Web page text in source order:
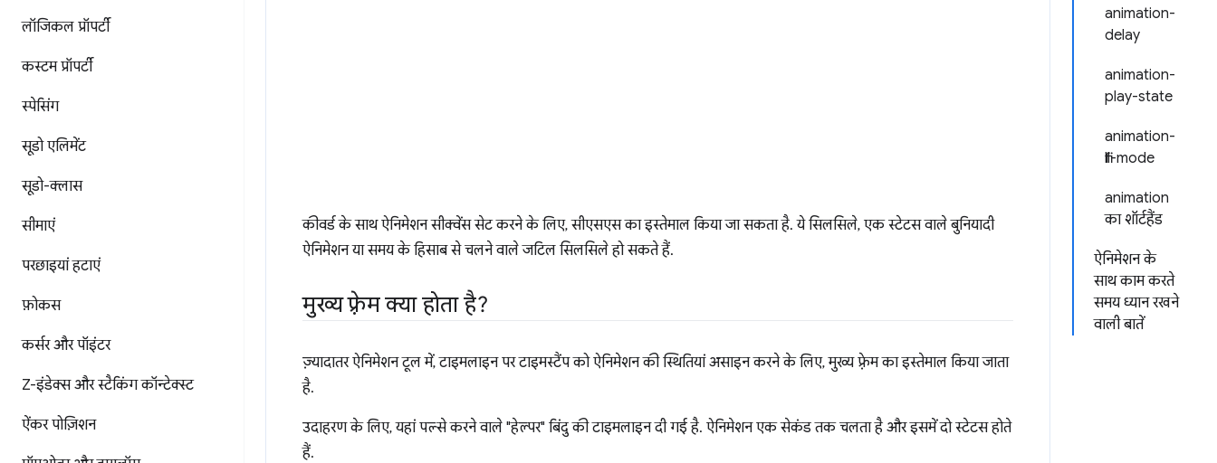
लॉजिकल प्रॉपर्टी
कस्टम प्रॉपर्टी
स्पेसिंग
सूडो एलिमेंट
सूडो-क्लास
सीमाएं
परछाइयां हटाएं
फ़ोकस
कर्सर और पॉइंटर
Z-इंडेक्स और स्टैकिंग कॉन्टेक्स्ट
ऐंकर पोज़िशन
animation-
delay
animation-
play-state
animation-
fill-mode
animation
का शॉर्टहैंड
ऐनिमेशन के
साथ काम करते
समय ध्यान रखने
वाली बातें
कीवर्ड के साथ ऐनिमेशन सीक्वेंस सेट करने के लिए, सीएसएस का इस्तेमाल किया जा सकता है. ये सिलसिले, एक स्टेटस वाले बुनियादी
ऐनिमेशन या समय के हिसाब से चलने वाले जटिल सिलसिले हो सकते हैं.
मुख्य फ़्रेम क्या होता है?
ज़्यादातर ऐनिमेशन टूल में, टाइमलाइन पर टाइमस्टैंप को ऐनिमेशन की स्थितियां असाइन करने के लिए, मुख्य फ़्रेम का इस्तेमाल किया जाता
है.
उदाहरण के लिए, यहां पल्से करने वाले "हेल्पर" बिंदु की टाइमलाइन दी गई है. ऐनिमेशन एक सेकंड तक चलता है और इसमें दो स्टेटस होते
हैं.